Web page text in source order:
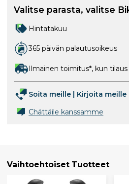
Valitse parasta, valitse
Hintatakuu
365 päivän palautusoikeus
Ilmainen toimitus*, kun
Soita meille | Kirjoita meille
Chättäile kanssamme
Vaihtoehtoiset Tuotteet